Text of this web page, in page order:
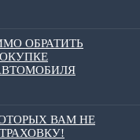
ОБРАТИТЬ
ВАМ НЕ